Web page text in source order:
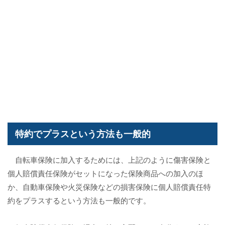
特約でプラスという方法も一般的
自転車保険に加入するためには、上記のように傷害保険と
個人賠償責任保険がセットになった保険商品への加入のほ
か、自動車保険や火災保険などの損害保険に個人賠償責任特
約をプラスするという方法も一般的です。